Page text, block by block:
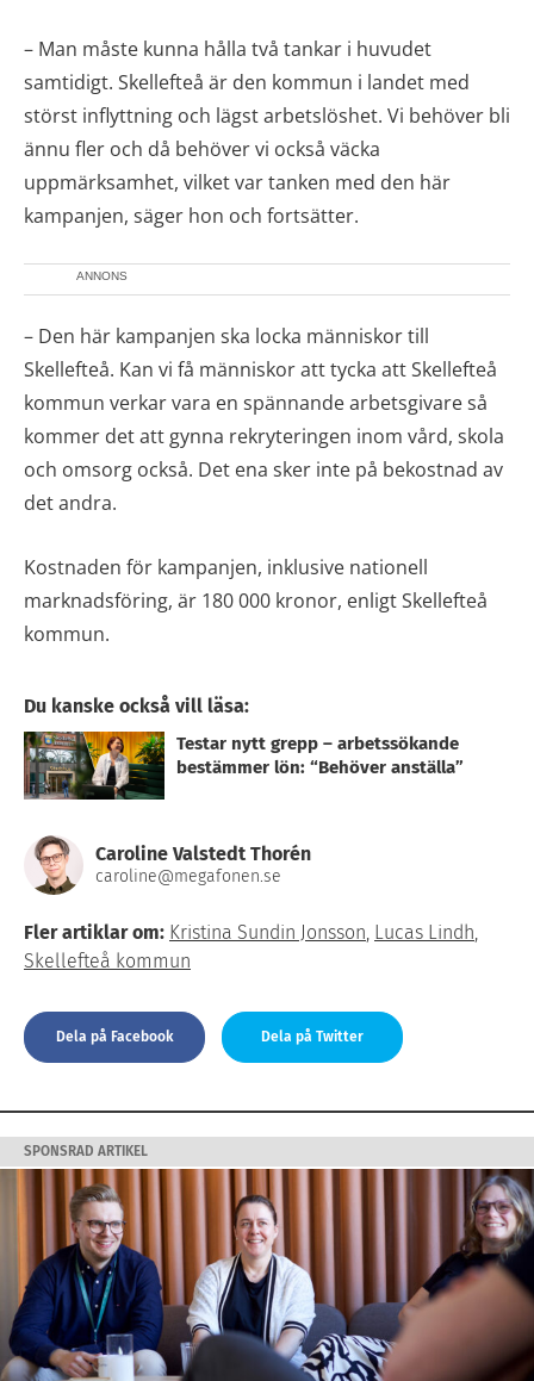
– Man måste kunna hålla två tankar i huvudet
samtidigt. Skellefteå är den kommun i landet med
störst inflyttning och lägst arbetslöshet. Vi behöver bli
ännu fler och då behöver vi också väcka
uppmärksamhet, vilket var tanken med den här
kampanjen, säger hon och fortsätter.
ANNONS
– Den här kampanjen ska locka människor till
Skellefteå. Kan vi få människor att tycka att Skellefteå
kommun verkar vara en spännande arbetsgivare så
kommer det att gynna rekryteringen inom vård, skola
och omsorg också. Det ena sker inte på bekostnad av
det andra.
Kostnaden för kampanjen, inklusive nationell
marknadsföring, är 180 000 kronor, enligt Skellefteå
kommun.
Du kanske också vill läsa:
Testar nytt grepp – arbetssökande
bestämmer lön: “Behöver anställa”
Caroline Valstedt Thorén
caroline@megafonen.se
Fler artiklar om: Kristina Sundin Jonsson, Lucas Lindh,
Skellefteå kommun
Dela på Facebook Dela på Twitter
SPONSRAD ARTIKEL